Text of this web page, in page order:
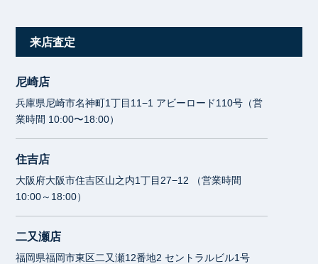
来店査定
尼崎店
兵庫県尼崎市名神町1丁目11−1 アビーロード110号（営
業時間 10:00〜18:00）
住吉店
大阪府大阪市住吉区山之内1丁目27−12 （営業時間
10:00～18:00）
二又瀬店
福岡県福岡市東区二又瀬12番地2 セントラルビル1号